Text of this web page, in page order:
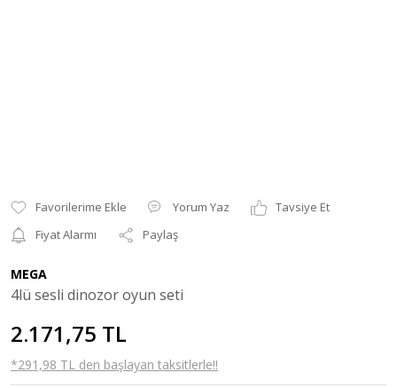
Yorum Yaz
Tavsiye Et
Fiyat Alarmı
Paylaş
MEGA
4lü sesli dinozor oyun seti
2.171,75 TL
*291,98 TL den başlayan taksitlerle!!